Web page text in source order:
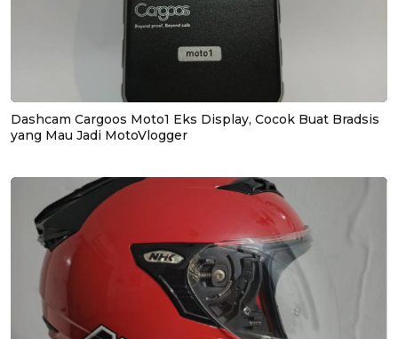
Dashcam Cargoos Moto1 Eks Display, Cocok Buat Bradsis
yang Mau Jadi MotoVlogger